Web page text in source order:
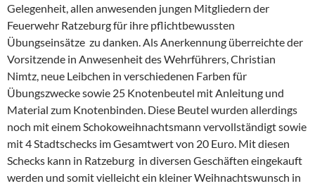
Gelegenheit, allen anwesenden jungen Mitgliedern der
Feuerwehr Ratzeburg für ihre pflichtbewussten
Übungseinsätze zu danken. Als Anerkennung überreichte der
Vorsitzende in Anwesenheit des Wehrführers, Christian
Nimtz, neue Leibchen in verschiedenen Farben für
Übungszwecke sowie 25 Knotenbeutel mit Anleitung und
Material zum Knotenbinden. Diese Beutel wurden allerdings
noch mit einem Schokoweihnachtsmann vervollständigt sowie
mit 4 Stadtschecks im Gesamtwert von 20 Euro. Mit diesen
Schecks kann in Ratzeburg in diversen Geschäften eingekauft
werden und somit vielleicht ein kleiner Weihnachtswunsch in